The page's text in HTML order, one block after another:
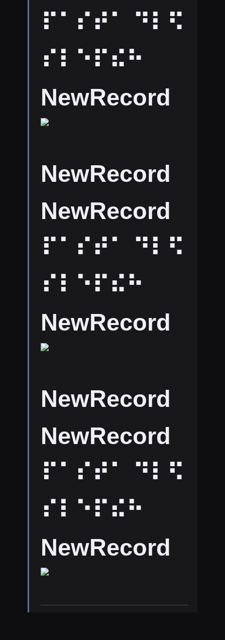
⠏⠁⠎⠞⠁ ⠙⠇⠫
⠎⠇⠑⠏⠮⠓
NewRecord
NewRecord
NewRecord
⠏⠁⠎⠞⠁ ⠙⠇⠫
⠎⠇⠑⠏⠮⠓
NewRecord
NewRecord
NewRecord
⠏⠁⠎⠞⠁ ⠙⠇⠫
⠎⠇⠑⠏⠮⠓
NewRecord